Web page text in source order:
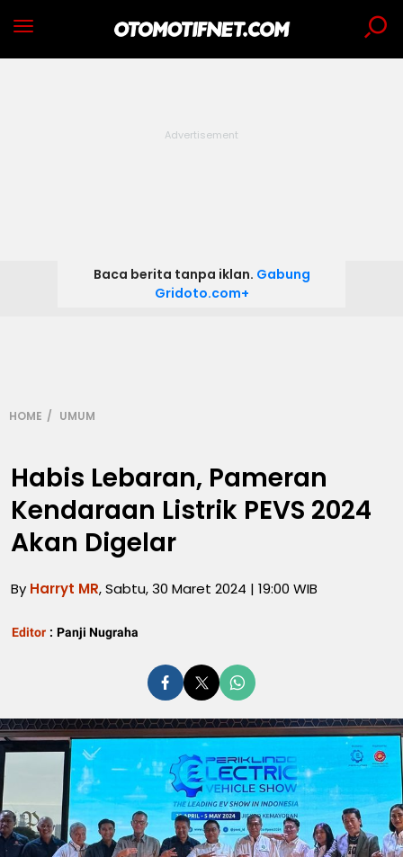
Baca berita tanpa iklan. Gabung
Gridoto.com+
HOME UMUM
Habis Lebaran, Pameran
Kendaraan Listrik PEVS 2024
Akan Digelar
By Harryt MR, Sabtu, 30 Maret 2024 | 19:00 WIB
Editor : Panji Nugraha